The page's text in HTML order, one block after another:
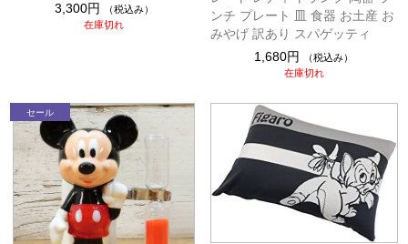
3,300円
（税込み）
在庫切れ
ンチ プレート 皿 食器 お土産 お
みやげ 訳あり スパゲッティ
1,680円
（税込み）
在庫切れ